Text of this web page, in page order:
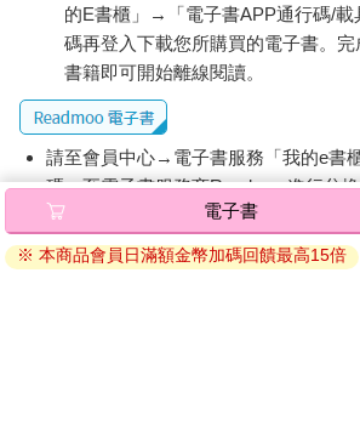
（scarce）的資源。各個社會的成就不是靠
由於每個人都經由貿易與金融而息息相關，
多消費最終必定對每一個人有利。中國在
興，並不是靠剝奪美國中產階級而來，相
放與重新融入西方，並沒有逼得法國、德
較低的工資、較高的失業率，以及較高的債
工資、較高的失業率，以及較高的債務等
豪、富豪控制的企業，以及受富豪影響的政
成。那些選擇造成一個邪惡的結果：幾十年
小，全人類一直過著所得低於支出的入不敷
的E書櫃」→「電子書APP通行碼/載
碼再登入下載您所購買的電子書。完
書籍即可開始離線閱讀。
請至會員中心→電子書服務「我的e書
碼』至電子書服務商Readmoo進行兌
退換貨須知：
因版權保護，您在金石堂所購買的電子
電子書
※ 本商品會員日滿額金幣加碼回饋最高15倍